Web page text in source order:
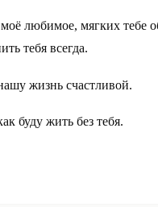
любимое, мягких тебе
тебя всегда.
жизнь счастливой.
буду жить без тебя.